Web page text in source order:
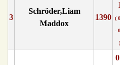
3
Schröder,Liam
Maddox
1390 (
-
)